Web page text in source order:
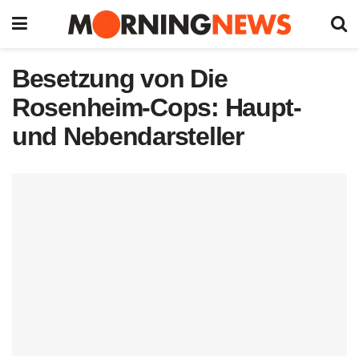
Besetzung von Die
Rosenheim-Cops: Haupt-
und Nebendarsteller